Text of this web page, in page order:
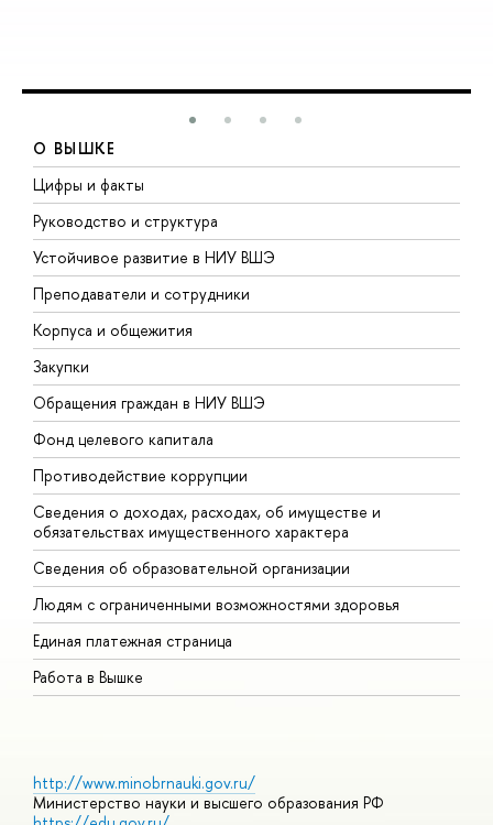
О ВЫШКЕ
Цифры и факты
Руководство и структура
Устойчивое развитие в НИУ ВШЭ
Преподаватели и сотрудники
Корпуса и общежития
Закупки
Обращения граждан в НИУ ВШЭ
Фонд целевого капитала
Противодействие коррупции
Сведения о доходах, расходах, об имуществе и
обязательствах имущественного характера
Сведения об образовательной организации
Людям с ограниченными возможностями здоровья
Единая платежная страница
Работа в Вышке
http://www.minobrnauki.gov.ru/
Министерство науки и высшего образования РФ